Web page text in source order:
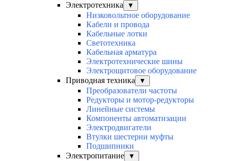
Электротехника ▼
Низковольтное оборудование
Кабели и провода
Кабельные лотки
Светотехника
Кабельная арматура
Электротехнические шины
Электрощитовое оборудование
Приводная техника
▼
Преобразователи частоты
Редукторы и мотор-редукторы
Линейные системы
Компоненты автоматизации
Электродвигатели
Втулки шестерни муфты
Подшипники
Электропитание
▼